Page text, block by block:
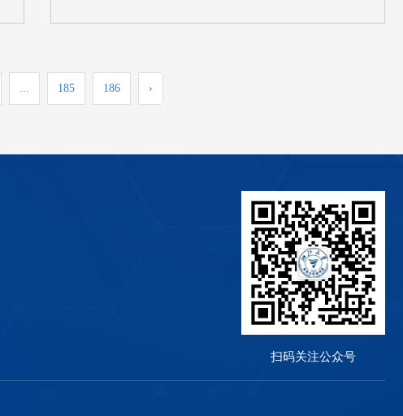
185 186 ›
扫码关注公众号